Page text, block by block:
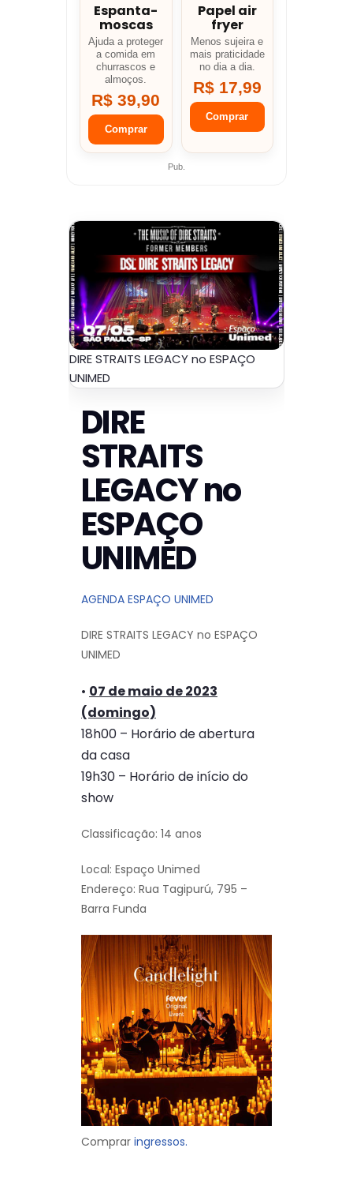
Espanta-
moscas
Ajuda a proteger
a comida em
churrascos e
almoços.
R$ 39,90
Comprar
Papel air
fryer
Menos sujeira e
mais praticidade
no dia a dia.
R$ 17,99
Comprar
Pub.
DIRE STRAITS LEGACY no ESPAÇO
UNIMED
DIRE
STRAITS
LEGACY no
ESPAÇO
UNIMED
AGENDA ESPAÇO UNIMED
DIRE STRAITS LEGACY no ESPAÇO
UNIMED
• 07 de maio de 2023
(domingo)
18h00 – Horário de abertura
da casa
19h30 – Horário de início do
show
Classificação: 14 anos
Local: Espaço Unimed
Endereço: Rua Tagipurú, 795 –
Barra Funda
Comprar ingressos.